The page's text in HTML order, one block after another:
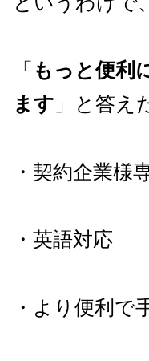
「 もっと便利
ます 」と答え
・契約企業様
・ 英語対応
・ より便利で